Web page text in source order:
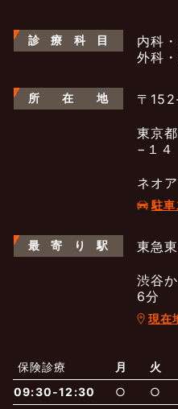
保険
よく
一般診療
診 療 科 目
内科
外科
所 在 地 〒
東京
−１４
ネオ
駐車
最 寄 り 駅 東急
渋谷
6分
現在
保険診療 月 火
09:30-12:30
○ ○